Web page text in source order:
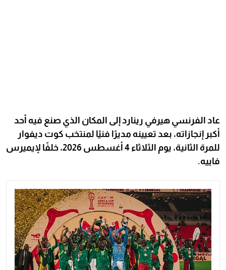
عاد الفرنسي هيرفي رينارد إلى المكان الذي صنع فيه أحد
أكبر إنجازاته، بعد تعيينه مديرًا فنيًا لمنتخب كوت ديفوار
للمرة الثانية، يوم الثلاثاء 4 أغسطس 2026، خلفًا لإيميرس
فاييه.